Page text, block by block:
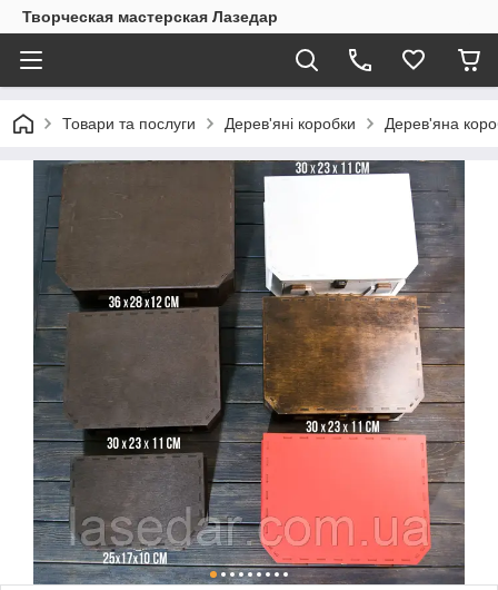
Творческая мастерская Лазедар
Товари та послуги Дерев'яні коробки Дерев'яна